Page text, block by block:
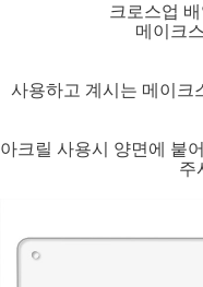
크로스업
메이크
사용하고 계시는 메이크
아크릴 사용시 양면에 붙
주